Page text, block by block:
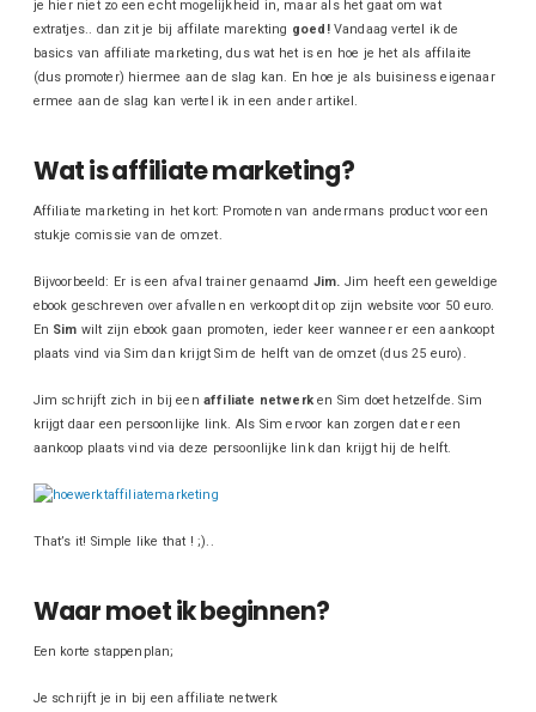
je hier niet zo een echt mogelijkheid in, maar als het gaat om wat
extratjes.. dan zit je bij affilate marekting goed! Vandaag vertel ik de
basics van affiliate marketing, dus wat het is en hoe je het als affilaite
(dus promoter) hiermee aan de slag kan. En hoe je als buisiness eigenaar
ermee aan de slag kan vertel ik in een ander artikel.
Wat is affiliate marketing?
Affiliate marketing in het kort: Promoten van andermans product voor een
stukje comissie van de omzet.
Bijvoorbeeld: Er is een afval trainer genaamd Jim. Jim heeft een geweldige
ebook geschreven over afvallen en verkoopt dit op zijn website voor 50 euro.
En Sim wilt zijn ebook gaan promoten, ieder keer wanneer er een aankoopt
plaats vind via Sim dan krijgt Sim de helft van de omzet (dus 25 euro).
Jim schrijft zich in bij een affiliate netwerken Sim doet hetzelfde. Sim
krijgt daar een persoonlijke link. Als Sim ervoor kan zorgen dat er een
aankoop plaats vind via deze persoonlijke link dan krijgt hij de helft.
That’s it! Simple like that ! ;)..
Waar moet ik beginnen?
Een korte stappenplan;
Je schrijft je in bij een affiliate netwerk